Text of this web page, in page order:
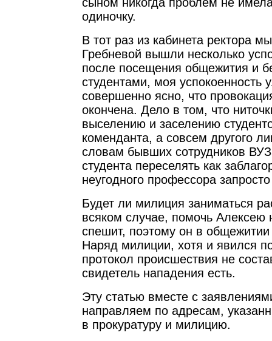
одиночку.
В тот раз из кабинета ректора
Гребневой вышли несколько
после посещения общежития и
студентами, моя успокоенность
совершенно ясно, что
окончена. Дело в том, что
выселению и заселению
коменданта, а совсем другого
словам бывших сотрудников
студента переселять как
неугодного профессора
Будет ли милиция заниматься
всяком случае, помочь Алексею
спешит, поэтому он в общежитии
Наряд милиции, хотя и явился
протокол происшествия не
свидетель нападения есть.
Эту статью вместе с
направляем по адресам,
в прокуратуру и милицию.